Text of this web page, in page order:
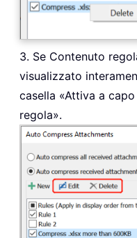
3. Se Contenuto
visualizzato
casella «Attiva a
regola».